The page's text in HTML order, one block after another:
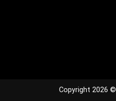
Copyright 2026 ©